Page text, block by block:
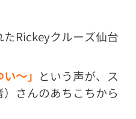
Rickeyクルーズ仙台
～」 という声が、ス
さんのあちこちから